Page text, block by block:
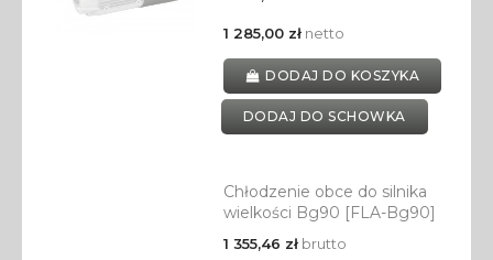
1 285,00 złnetto
DODAJ DO KOSZYKA
DODAJ DO SCHOWKA
Chłodzenie obce do silnika
wielkości Bg90 [FLA-Bg90]
1 355,46 złbrutto